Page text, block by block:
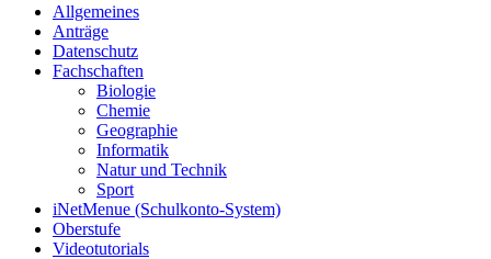
Allgemeines
Anträge
Datenschutz
Fachschaften
Biologie
Chemie
Geographie
Informatik
Natur und Technik
Sport
iNetMenue (Schulkonto-System)
Oberstufe
Videotutorials